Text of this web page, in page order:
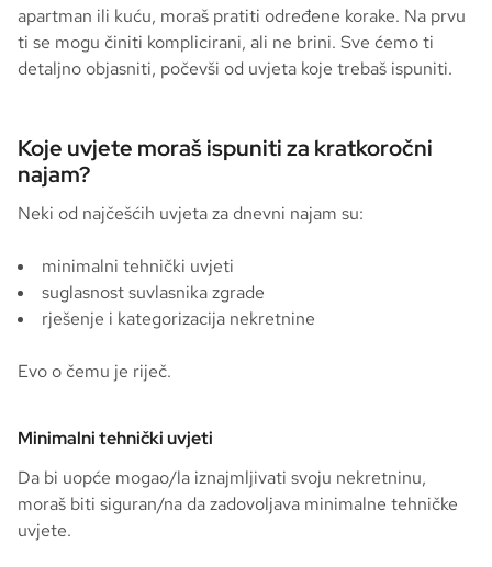
apartman ili kuću, moraš pratiti određene korake. Na prvu
ti se mogu činiti komplicirani, ali ne brini. Sve ćemo ti
detaljno objasniti, počevši od uvjeta koje trebaš ispuniti.
Koje uvjete moraš ispuniti za kratkoročni
najam?
Neki od najčešćih uvjeta za dnevni najam su:
minimalni tehnički uvjeti
suglasnost suvlasnika zgrade
rješenje i kategorizacija nekretnine
Evo o čemu je riječ.
Minimalni tehnički uvjeti
Da bi uopće mogao/la iznajmljivati svoju nekretninu,
moraš biti siguran/na da zadovoljava minimalne tehničke
uvjete.